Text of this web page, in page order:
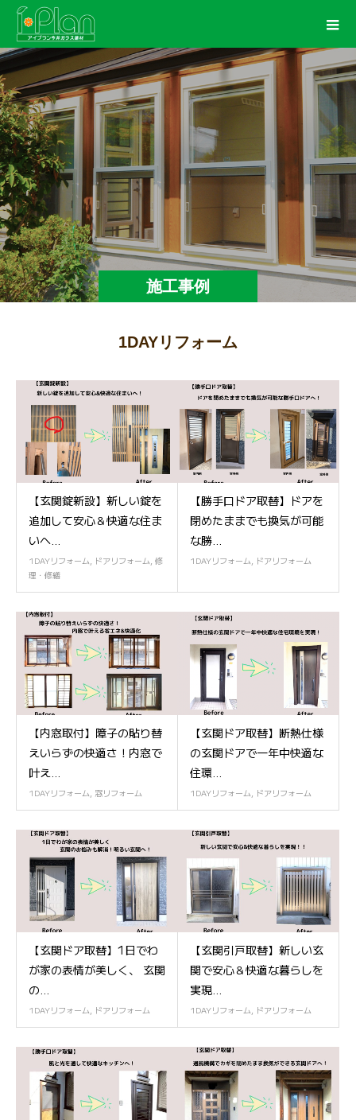
施工事例
1DAYリフォーム
【玄関錠新設】新しい錠を
追加して安心＆快適な住ま
いへ...
1DAYリフォーム, ドアリフォーム, 修
理・修繕
【勝手口ドア取替】ドアを
閉めたままでも換気が可能
な勝...
1DAYリフォーム, ドアリフォーム
【内窓取付】障子の貼り替
えいらずの快適さ！内窓で
叶え...
1DAYリフォーム 窓リフォーム
【玄関ドア取替】断熱仕様
の玄関ドアで一年中快適な
住環...
1DAYリフォーム ドアリフォーム
【玄関ドア取替】1日でわ
が家の表情が美しく、 玄関
の...
1DAYリフォーム, ドアリフォーム
【玄関引戸取替】新しい玄
関で安心＆快適な暮らしを
実現...
1DAYリフォーム, ドアリフォーム